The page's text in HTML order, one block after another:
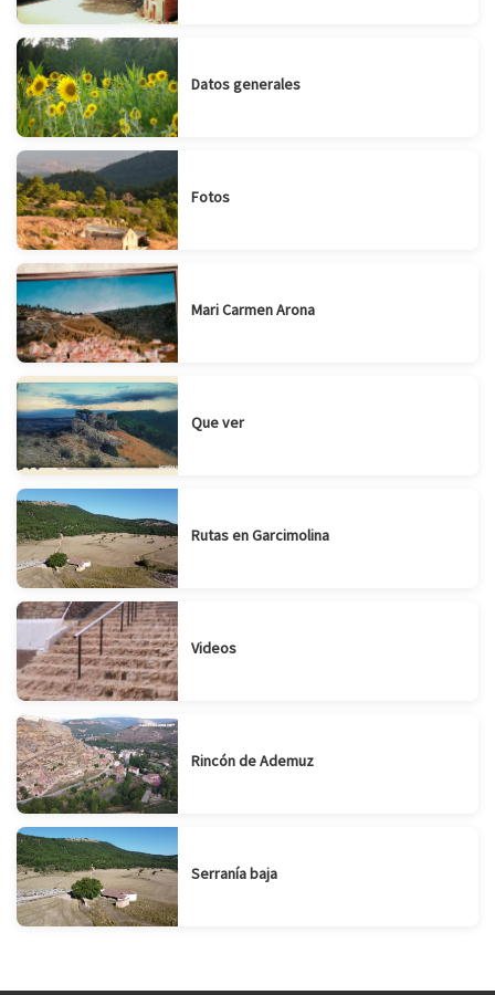
Datos generales
Fotos
Mari Carmen Arona
Que ver
Rutas en Garcimolina
Videos
Rincón de Ademuz
Serranía baja